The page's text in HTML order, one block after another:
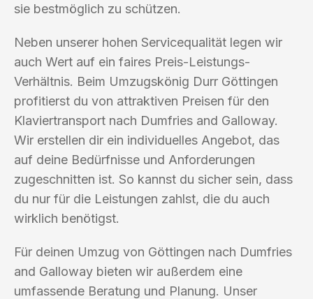
sie bestmöglich zu schützen.
Neben unserer hohen Servicequalität legen wir
auch Wert auf ein faires Preis-Leistungs-
Verhältnis. Beim Umzugskönig Durr Göttingen
profitierst du von attraktiven Preisen für den
Klaviertransport nach Dumfries and Galloway.
Wir erstellen dir ein individuelles Angebot, das
auf deine Bedürfnisse und Anforderungen
zugeschnitten ist. So kannst du sicher sein, dass
du nur für die Leistungen zahlst, die du auch
wirklich benötigst.
Für deinen Umzug von Göttingen nach Dumfries
and Galloway bieten wir außerdem eine
umfassende Beratung und Planung. Unser